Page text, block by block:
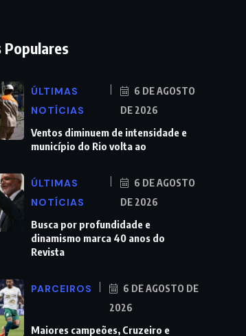
ÚLTIMAS
NOTÍCIAS
6 DE AGOSTO
DE 2026
Ventos diminuem de intensidade e
município do Rio volta ao
ÚLTIMAS
NOTÍCIAS
6 DE AGOSTO
DE 2026
Busca por profundidade e
dinamismo marca 40 anos do
Revista
PARCEIROS
6 DE AGOSTO DE
2026
Maiores campeões, Cruzeiro e